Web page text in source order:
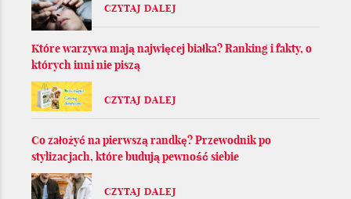
CZYTAJ DALEJ
Które warzywa mają najwięcej białka? Ranking i fakty, o
których inni nie piszą
CZYTAJ DALEJ
Co założyć na pierwszą randkę? Przewodnik po
stylizacjach, które budują pewność siebie
CZYTAJ DALEJ